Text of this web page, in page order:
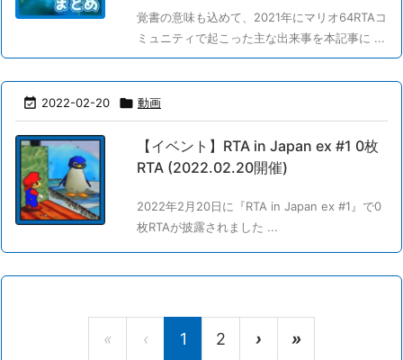
覚書の意味も込めて、2021年にマリオ64RTAコ
ミュニティで起こった主な出来事を本記事に ...
 2022-02-20  動画
【イベント】RTA in Japan ex #1 0枚
RTA (2022.02.20開催)
2022年2月20日に『RTA in Japan ex #1』で0
枚RTAが披露されました ...
« ‹ 1 2 › »